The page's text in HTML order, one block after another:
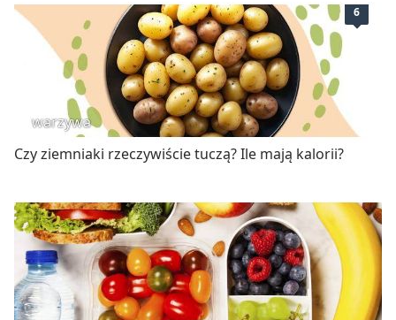
6
warzywa
Czy ziemniaki rzeczywiście tuczą? Ile mają kalorii?